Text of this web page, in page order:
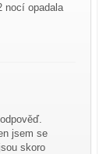
nocí opadala
jsem se
skoro